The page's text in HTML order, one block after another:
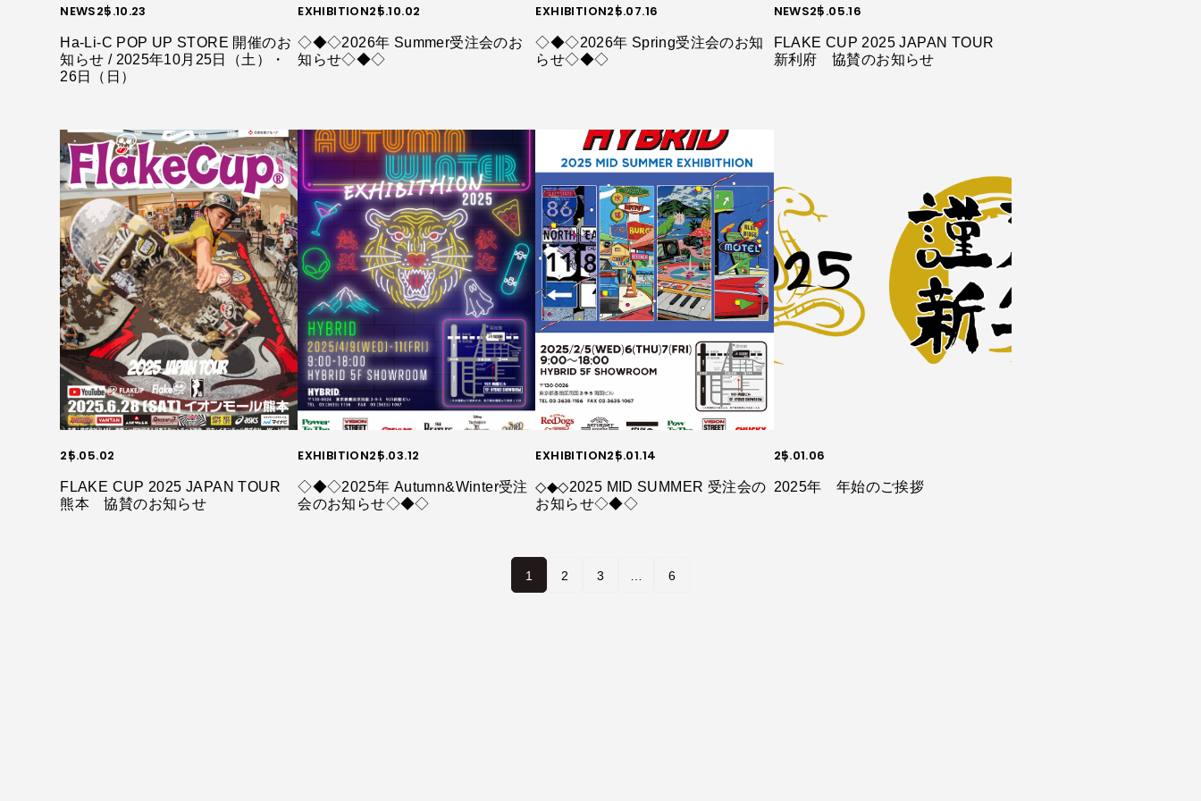
NEWS25.10.23
Ha-Li-C POP UP STORE 開催のお
知らせ / 2025年10月25日（土）・
26日（日）
EXHIBITION25.10.02
◇◆◇2026年 Summer受注会のお
知らせ◇◆◇
EXHIBITION25.07.16
◇◆◇2026年 Spring受注会のお知
らせ◇◆◇
NEWS25.05.16
FLAKE CUP 2025 JAPAN TOUR
新利府 協賛のお知らせ
25.05.02
FLAKE CUP 2025 JAPAN TOUR
熊本 協賛のお知らせ
EXHIBITION25.03.12
◇◆◇2025年 Autumn&Winter受注
会のお知らせ◇◆◇
EXHIBITION25.01.14
◇◆◇2025 MID SUMMER 受注会の
お知らせ◇◆◇
25.01.06
2025年 年始のご挨拶
1 2 3 … 6